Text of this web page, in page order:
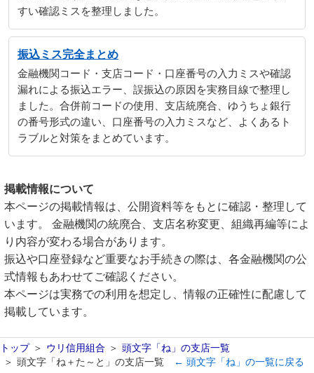
すい確認ミスを整理しました。
振込ミス完全まとめ
金融機関コード・支店コード・口座番号の入力ミスや確認
漏れによる振込エラー、誤振込の原因を実務目線で整理し
ました。合併前コードの使用、支店統廃合、ゆうちょ銀行
の番号形式の違い、口座番号の入力ミスなど、よくあるト
ラブルと対策をまとめています。
掲載情報について
本ページの掲載情報は、公開資料等をもとに確認・整理して
います。 金融機関の統廃合、支店名称変更、組織再編等によ
り内容が変わる場合があります。
振込や口座登録など重要なお手続きの際は、各金融機関の公
式情報もあわせてご確認ください。
本ページは実務での利用を想定し、情報の正確性に配慮して
掲載しています。
トップ ウリ信用組合
頭文字「ね」の支店一覧
頭文字「ね＋た～と」の支店一覧
← 頭文字「ね」の一覧に戻る